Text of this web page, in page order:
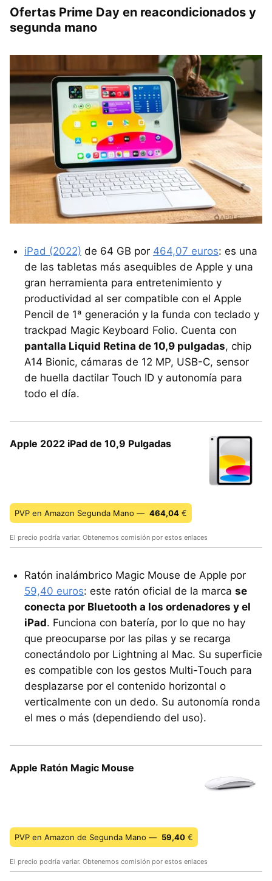
Ofertas Prime Day en reacondicionados y
segunda mano
iPad (2022) de 64 GB por 464,07 euros: es una
de las tabletas más asequibles de Apple y una
gran herramienta para entretenimiento y
productividad al ser compatible con el Apple
Pencil de 1ª generación y la funda con teclado y
trackpad Magic Keyboard Folio. Cuenta con
pantalla Liquid Retina de 10,9 pulgadas, chip
A14 Bionic, cámaras de 12 MP, USB-C, sensor
de huella dactilar Touch ID y autonomía para
todo el día.
Apple 2022 iPad de 10,9 Pulgadas
PVP en Amazon Segunda Mano — 464,04 €
El precio podría variar. Obtenemos comisión por estos enlaces
Ratón inalámbrico Magic Mouse de Apple por
59,40 euros: este ratón oficial de la marca se
conecta por Bluetooth a los ordenadores y el
iPad. Funciona con batería, por lo que no hay
que preocuparse por las pilas y se recarga
conectándolo por Lightning al Mac. Su superficie
es compatible con los gestos Multi-Touch para
desplazarse por el contenido horizontal o
verticalmente con un dedo. Su autonomía ronda
el mes o más (dependiendo del uso).
Apple Ratón Magic Mouse
PVP en Amazon de Segunda Mano — 59,40 €
El precio podría variar. Obtenemos comisión por estos enlaces